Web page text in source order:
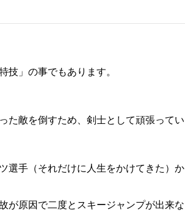
技」の事でもあります。
た敵を倒すため、剣士として頑張ってい
選手（それだけに人生をかけてきた）か
が原因で二度とスキージャンプが出来な